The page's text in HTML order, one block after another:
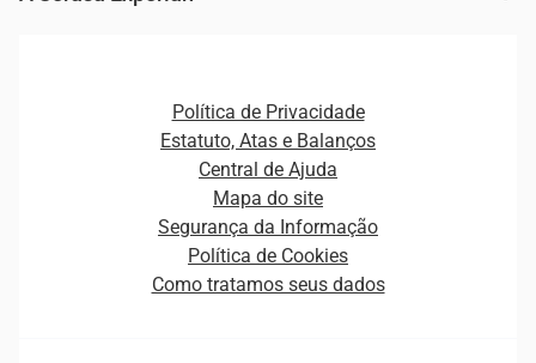
Plataformas e Motores de decisão
Ver todo o conteúdo
Curso Gratuito de Saúde Financeira
Empreendedorismo
Estudos e Pesquisas
Distribuidores e representantes
Estrutura Organizacional
Sala de Imprensa
Política de Privacidade
Estatuto, Atas e Balanços
Central de Ajuda
Mapa do site
Segurança da Informação
Política de Cookies
Como tratamos seus dados